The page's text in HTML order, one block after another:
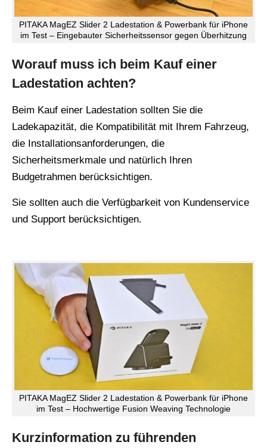
PITAKA MagEZ Slider 2 Ladestation & Powerbank für iPhone
im Test – Eingebauter Sicherheitssensor gegen Überhitzung
Worauf muss ich beim Kauf einer
Ladestation achten?
Beim Kauf einer Ladestation sollten Sie die
Ladekapazität, die Kompatibilität mit Ihrem Fahrzeug,
die Installationsanforderungen, die
Sicherheitsmerkmale und natürlich Ihren
Budgetrahmen berücksichtigen.
Sie sollten auch die Verfügbarkeit von Kundenservice
und Support berücksichtigen.
PITAKA MagEZ Slider 2 Ladestation & Powerbank für iPhone
im Test – Hochwertige Fusion Weaving Technologie
Kurzinformation zu führenden